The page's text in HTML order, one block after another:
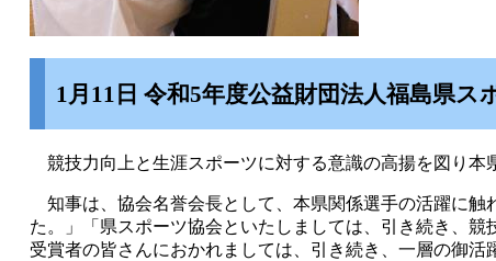
1月11日 令和5年度公益財団法人福島県ス
競技力向上と生涯スポーツに対する意識の高揚を図り本
知事は、協会名誉会長として、本県関係選手の活躍に触
た。」「県スポーツ協会といたしましては、引き続き、
受賞者の皆さんにおかれましては、引き続き、一層の御